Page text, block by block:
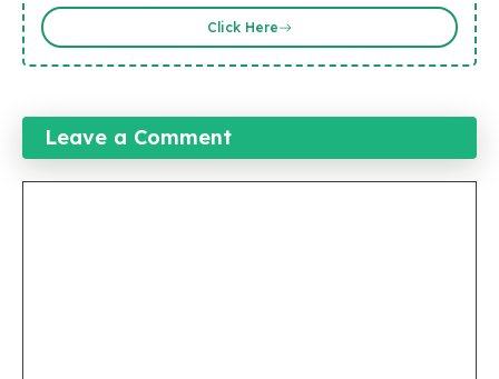
Click Here
Leave a Comment